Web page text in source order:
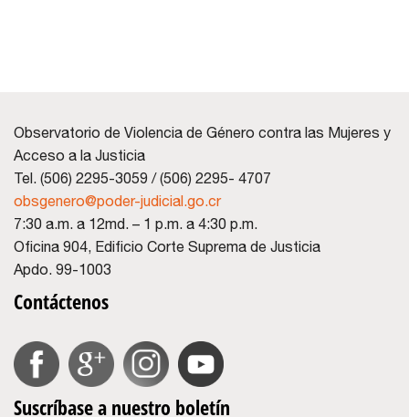
Observatorio de Violencia de Género contra las Mujeres y
Acceso a la Justicia
Tel. (506) 2295-3059 / (506) 2295- 4707
obsgenero@poder-judicial.go.cr
7:30 a.m. a 12md. – 1 p.m. a 4:30 p.m.
Oficina 904, Edificio Corte Suprema de Justicia
Apdo. 99-1003
Contáctenos
Suscríbase a nuestro boletín